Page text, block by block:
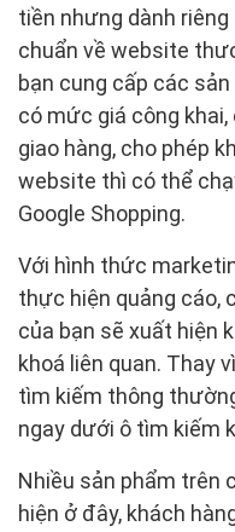
tiền nhưng dành
chuẩn về website
bạn cung cấp các
có mức giá công
giao hàng, cho phép
website thì có thể
Google Shopping.
Với hình thức
thực hiện quảng cáo,
của bạn sẽ xuất hiện
khoá liên quan. Thay
tìm kiếm thông
ngay dưới ô tìm kiếm
Nhiều sản phẩm trên
hiện ở đây, khách